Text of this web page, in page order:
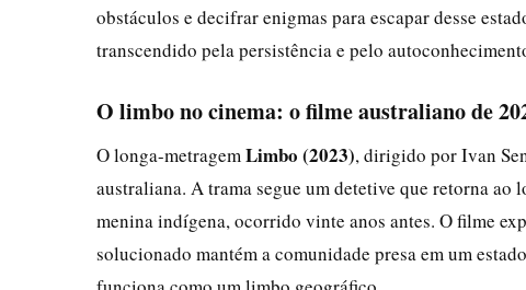
obstáculos e decifrar enigmas para escapar desse
transcendido pela persistência e pelo
O limbo no cinema: o filme australiano de
O longa-metragem Limbo (2023), dirigido por Ivan
australiana. A trama segue um detetive que retorna
menina indígena, ocorrido vinte anos antes. O filme
solucionado mantém a comunidade presa em um